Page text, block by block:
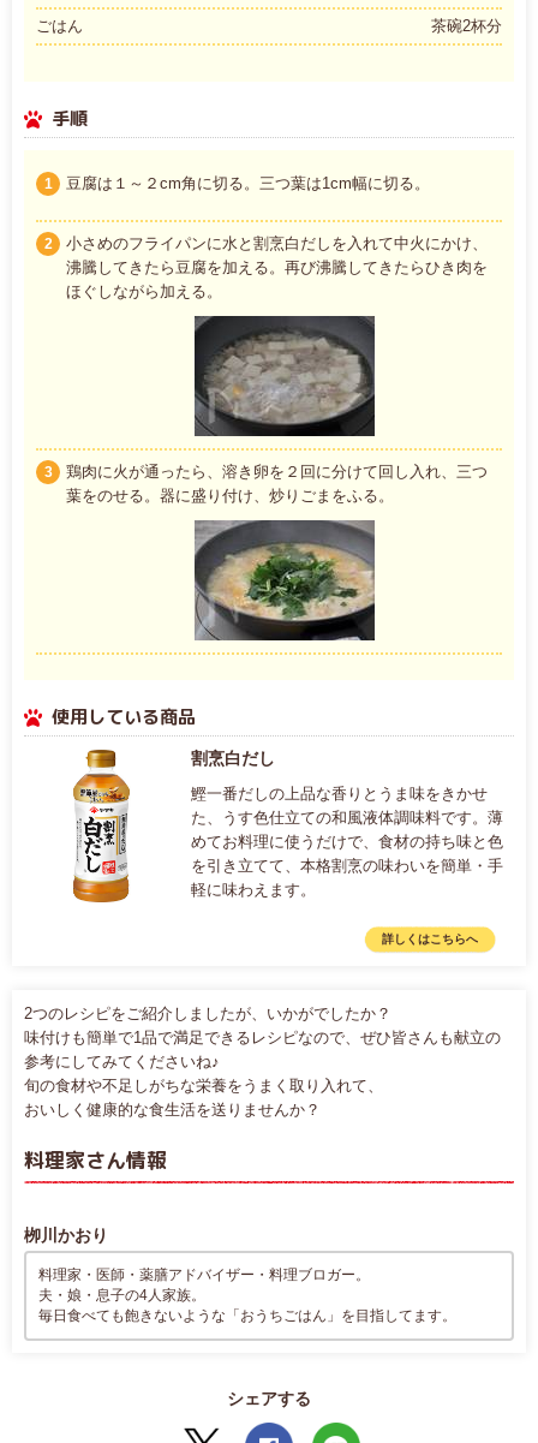
ごはん
茶碗2杯分
手順
1 豆腐は１～２cm角に切る。三つ葉は1cm幅に切る。
2
小さめのフライパンに水と割烹白だしを入れて中火にかけ、
沸騰してきたら豆腐を加える。再び沸騰してきたらひき肉を
ほぐしながら加える。
3
鶏肉に火が通ったら、溶き卵を２回に分けて回し入れ、三つ
葉をのせる。器に盛り付け、炒りごまをふる。
使用している商品
割烹白だし
鰹一番だしの上品な香りとうま味をきかせ
た、うす色仕立ての和風液体調味料です。薄
めてお料理に使うだけで、食材の持ち味と色
を引き立てて、本格割烹の味わいを簡単・手
軽に味わえます。
詳しくはこちらへ
2つのレシピをご紹介しましたが、いかがでしたか？
味付けも簡単で1品で満足できるレシピなので、ぜひ皆さんも献立の
参考にしてみてくださいね♪
旬の食材や不足しがちな栄養をうまく取り入れて、
おいしく健康的な食生活を送りませんか？
料理家さん情報
栁川かおり
料理家・医師・薬膳アドバイザー・料理ブロガー。
夫・娘・息子の4人家族。
毎日食べても飽きないような「おうちごはん」を目指してます。
シェアする